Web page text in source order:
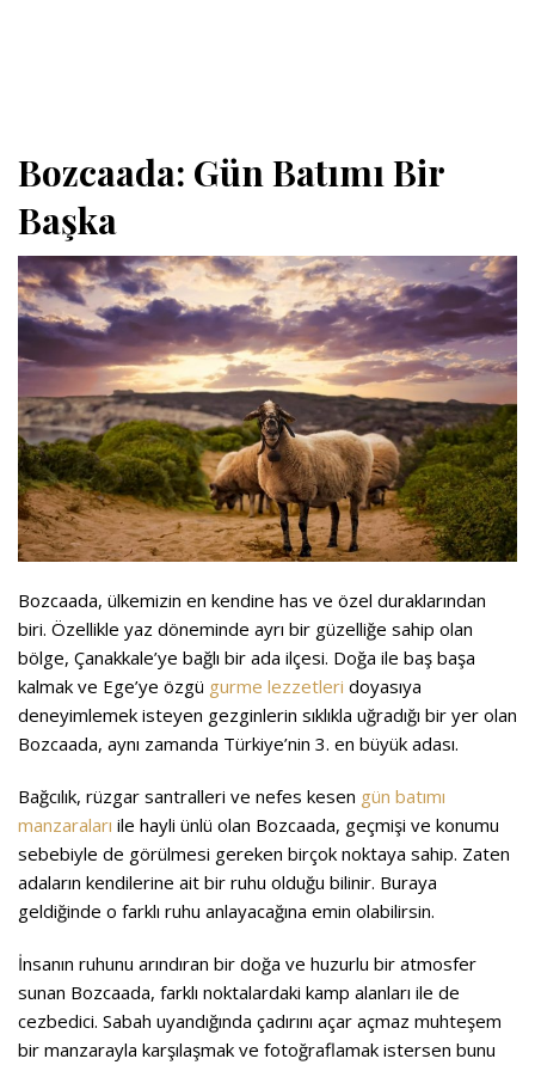
Bozcaada: Gün Batımı Bir
Başka
Bozcaada, ülkemizin en kendine has ve özel duraklarından
biri. Özellikle yaz döneminde ayrı bir güzelliğe sahip olan
bölge, Çanakkale’ye bağlı bir ada ilçesi. Doğa ile baş başa
kalmak ve Ege’ye özgü gurme lezzetleri doyasıya
deneyimlemek isteyen gezginlerin sıklıkla uğradığı bir yer olan
Bozcaada, aynı zamanda Türkiye’nin 3. en büyük adası.
Bağcılık, rüzgar santralleri ve nefes kesen gün batımı
manzaraları ile hayli ünlü olan Bozcaada, geçmişi ve konumu
sebebiyle de görülmesi gereken birçok noktaya sahip. Zaten
adaların kendilerine ait bir ruhu olduğu bilinir. Buraya
geldiğinde o farklı ruhu anlayacağına emin olabilirsin.
İnsanın ruhunu arındıran bir doğa ve huzurlu bir atmosfer
sunan Bozcaada, farklı noktalardaki kamp alanları ile de
cezbedici. Sabah uyandığında çadırını açar açmaz muhteşem
bir manzarayla karşılaşmak ve fotoğraflamak istersen bunu